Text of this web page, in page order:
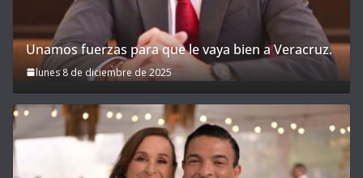
Unamos fuerzas para que le vaya bien a Veracruz.
lunes 8 de diciembre de 2025